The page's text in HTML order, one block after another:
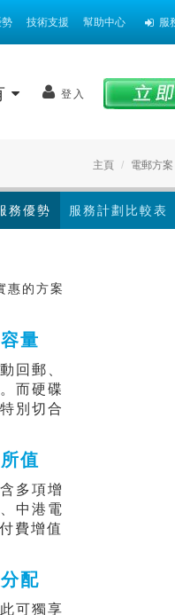
技術支援 幫助中心 服
登入
主頁 電郵方案
服務計劃比較表
務優勢
惠的方案
量
回郵、
而硬碟
別切合
值
多項增
中港電
費增值
配
可獨享